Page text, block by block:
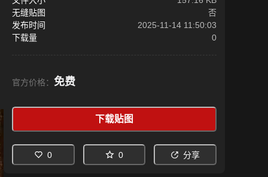
无缝贴图
否
发布时间
2025-11-14 11:50:03
下载量
0
官方价格： 免费
下载贴图
0 0 分享